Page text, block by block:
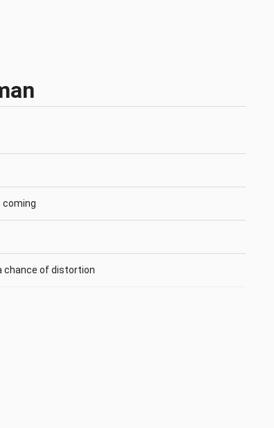
coming
chance of distortion